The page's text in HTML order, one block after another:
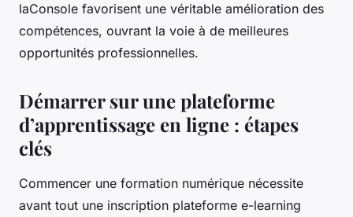
laConsole favorisent une véritable amélioration des
compétences, ouvrant la voie à de meilleures
opportunités professionnelles.
Démarrer sur une plateforme
d’apprentissage en ligne : étapes
clés
Commencer une formation numérique nécessite
avant tout une inscription plateforme e-learning